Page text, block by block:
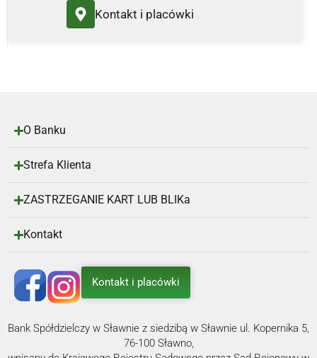
Kontakt i placówki
O Banku
Strefa Klienta
ZASTRZEGANIE KART LUB BLIKa
Kontakt
Kontakt i placówki
Bank Spółdzielczy w Sławnie z siedzibą w Sławnie ul. Kopernika 5,
76-100 Sławno,